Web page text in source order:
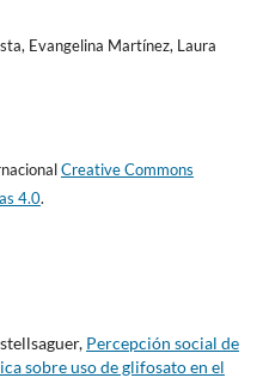
Evangelina Martínez, Laura
Creative Commons
4.0.
Percepción social de
sobre uso de glifosato en el